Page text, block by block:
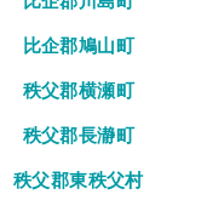
比企郡鳩山町
秩父郡横瀬町
秩父郡長瀞町
秩父郡東秩父村